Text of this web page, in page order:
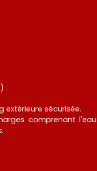
sécurisée.
comprenant l'eau